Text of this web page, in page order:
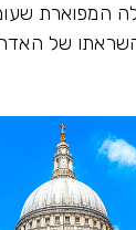
הקתדרלה המפוארת
1675-1710 בהשראתו